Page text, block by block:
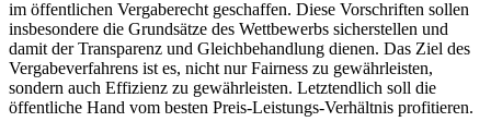
im öffentlichen Vergaberecht geschaffen. Diese Vorschriften sollen
insbesondere die Grundsätze des Wettbewerbs sicherstellen und
damit der Transparenz und Gleichbehandlung dienen. Das Ziel des
Vergabeverfahrens ist es, nicht nur Fairness zu gewährleisten,
sondern auch Effizienz zu gewährleisten. Letztendlich soll die
öffentliche Hand vom besten Preis-Leistungs-Verhältnis profitieren.